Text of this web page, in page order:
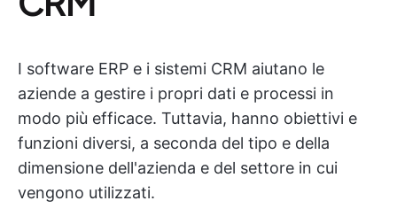
I software ERP e i sistemi CRM aiutano le
aziende a gestire i propri dati e processi in
modo più efficace. Tuttavia, hanno obiettivi e
funzioni diversi, a seconda del tipo e della
dimensione dell'azienda e del settore in cui
vengono utilizzati.